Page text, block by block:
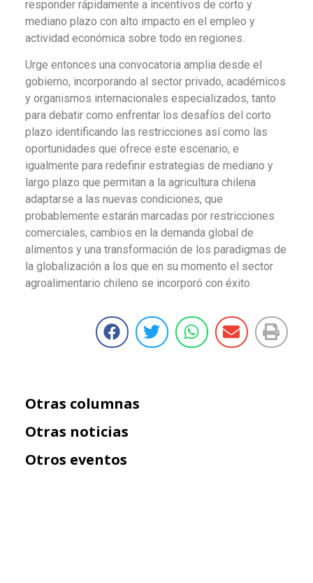
responder rápidamente a incentivos de corto y
mediano plazo con alto impacto en el empleo y
actividad económica sobre todo en regiones.
Urge entonces una convocatoria amplia desde el
gobierno, incorporando al sector privado, académicos
y organismos internacionales especializados, tanto
para debatir como enfrentar los desafíos del corto
plazo identificando las restricciones así como las
oportunidades que ofrece este escenario, e
igualmente para redefinir estrategias de mediano y
largo plazo que permitan a la agricultura chilena
adaptarse a las nuevas condiciones, que
probablemente estarán marcadas por restricciones
comerciales, cambios en la demanda global de
alimentos y una transformación de los paradigmas de
la globalización a los que en su momento el sector
agroalimentario chileno se incorporó con éxito.
Otras columnas
Otras noticias
Otros eventos